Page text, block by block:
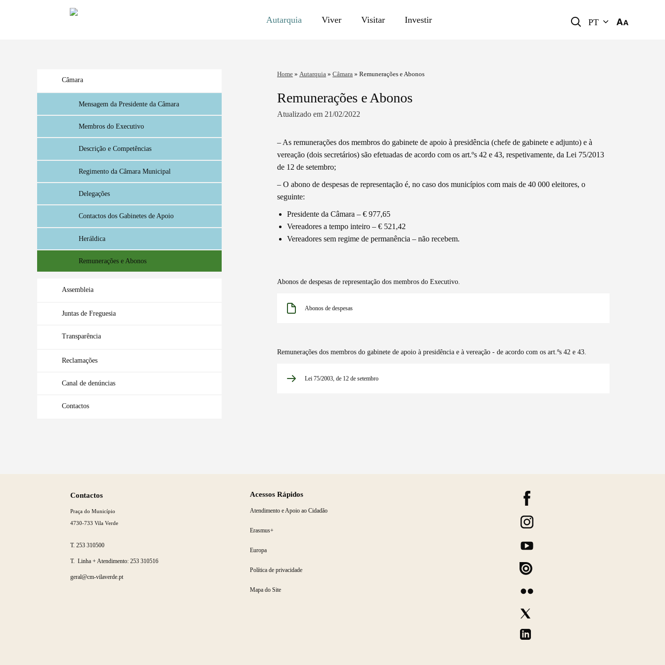
Autarquia Viver Visitar Investir PT
Categorias gerais
Câmara
Mensagem da Presidente da Câmara
Membros do Executivo
Descrição e Competências
Regimento da Câmara Municipal
Delegações
Contactos dos Gabinetes de Apoio
Heráldica
Remunerações e Abonos
Assembleia
Juntas de Freguesia
Transparência
Reclamações
Canal de denúncias
Contactos
Home» Autarquia» Câmara» Remunerações e Abonos
Remunerações e Abonos
Atualizado em 21/02/2022
– As remunerações dos membros do gabinete de apoio à presidência (chefe de gabinete e adjunto) e à
vereação (dois secretários) são efetuadas de acordo com os art.ºs 42 e 43, respetivamente, da Lei 75/2013
de 12 de setembro;
– O abono de despesas de representação é, no caso dos municípios com mais de 40 000 eleitores, o
seguinte:
Presidente da Câmara – € 977,65
Vereadores a tempo inteiro – € 521,42
Vereadores sem regime de permanência – não recebem.
Abonos de despesas de representação dos membros do Executivo.
Abonos de despesas
Remunerações dos membros do gabinete de apoio à presidência e à vereação - de acordo com os art.ºs 42 e 43.
Lei 75/2003, de 12 de setembro
Contactos
Praça do Município
4730-733 Vila Verde
T. 253 310500
T. Linha + Atendimento: 253 310516
geral@cm-vilaverde.pt
Acessos Rápidos
Atendimento e Apoio ao Cidadão
Erasmus+
Europa
Política de privacidade
Mapa do Site